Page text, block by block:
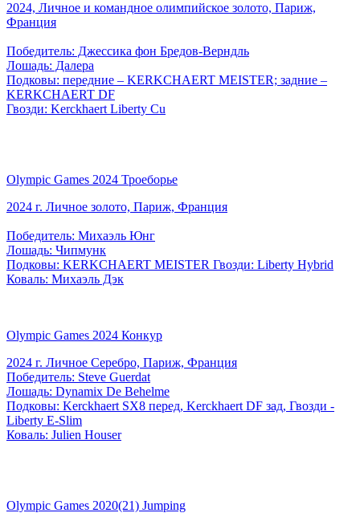
2024, Личное и командное олимпийское золото, Париж,
Франция
Победитель: Джессика фон Бредов-Верндль
Лошадь: Далера
Подковы: передние – KERKCHAERT MEISTER; задние –
KERKCHAERT DF
Гвозди: Kerckhaert Liberty Cu
Olympic Games 2024 Троеборье
2024 г. Личное золото, Париж, Франция
Победитель: Михаэль Юнг
Лошадь: Чипмунк
Подковы: KERKCHAERT MEISTER Гвозди: Liberty Hybrid
Коваль: Михаэль Дэк
Olympic Games 2024 Конкур
2024 г. Личное Серебро, Париж, Франция
Победитель: Steve Guerdat
Лошадь: Dynamix De Behelme
Подковы: Kerckhaert SX8 перед, Kerckhaert DF зад, Гвозди -
Liberty E-Slim
Коваль: Julien Houser
Olympic Games 2020(21) Jumping